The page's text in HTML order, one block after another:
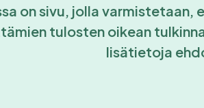
on sivu, jolla
tulosten oikean
lisätietoja